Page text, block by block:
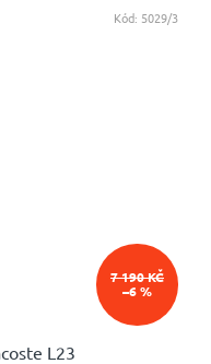
7 190 KČ
–6 %
L23
Kód: 5029/3